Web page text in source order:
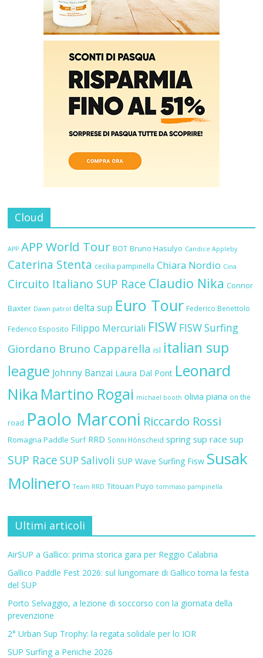
Cloud
APP APP World Tour BOT Bruno Hasulyo Candice Appleby
Caterina Stenta cecilia pampinella Chiara Nordio Cina
Circuito Italiano SUP Race Claudio Nika Connor
Baxter Dawn patrol delta sup Euro Tour Federico Benettolo
Federico Esposito Filippo Mercuriali FISW FISW Surfing
Giordano Bruno Capparella isl italian sup
league Johnny Banzai Laura Dal Pont Leonard
Nika Martino Rogai michael booth olivia piana on the
road Paolo Marconi Riccardo Rossi
Romagna Paddle Surf RRD Sonni Hönscheid spring sup race sup
SUP Race SUP Salivoli SUP Wave Surfing Fisw Susak
Molinero Team RRD Titouan Puyo tommaso pampinella
Ultimi articoli
AirSUP a Gallico: prima storica gara per Reggio Calabria
Gallico Paddle Fest 2026: sul lungomare di Gallico torna la festa
del SUP
Porto Selvaggio, a lezione di soccorso con la giornata della
prevenzione
2° Urban Sup Trophy: la regata solidale per lo IOR
SUP Surfing a Peniche 2026